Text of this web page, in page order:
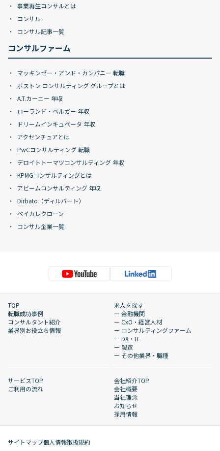
事業再生コンサルとは
コンサル
コンサル記事一覧
コンサルファーム
マッキンゼー・アンド・カンパニー 転職
ボストン コンサルティング グループとは
A.T.カーニー 年収
ローランド・ベルガー 年収
ドリームインキュベータ 年収
アクセンチュアとは
PwCコンサルティング 転職
デロイトトーマツコンサルティング 年収
KPMGコンサルティングとは
アビームコンサルティング 年収
Dirbato（ディルバート）
ベイカレクローン
コンサル企業一覧
TOP
転職成功事例
コンサルタント紹介
業界別お役立ち情報
求人を探す
ー 金融機関
ー CxO・経営人材
ー コンサルティングファーム
ー DX・IT
ー 製造
ー その他業界・職種
サービスTOP
ご利用の流れ
会社紹介TOP
会社概要
当社理念
お知らせ
採用情報
サイトマップ個人情報取扱規約